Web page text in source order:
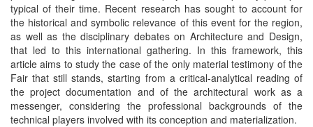
typical of their time. Recent research has sought to account for
the historical and symbolic relevance of this event for the region,
as well as the disciplinary debates on Architecture and Design,
that led to this international gathering. In this framework, this
article aims to study the case of the only material testimony of the
Fair that still stands, starting from a critical-analytical reading of
the project documentation and of the architectural work as a
messenger, considering the professional backgrounds of the
technical players involved with its conception and materialization.